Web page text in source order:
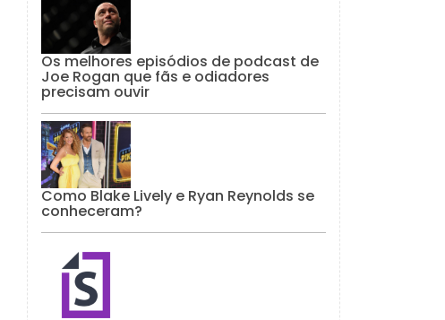
Os melhores episódios de podcast de
Joe Rogan que fãs e odiadores
precisam ouvir
Como Blake Lively e Ryan Reynolds se
conheceram?